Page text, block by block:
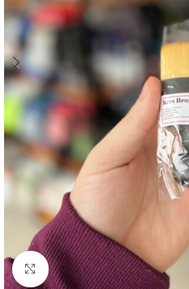
Clique para ampliar